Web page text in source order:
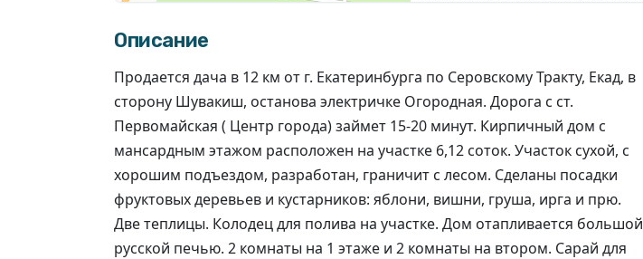
Описание
Продается дача в 12 км от г. Екатеринбурга по Серовскому Тракту, Екад, в
сторону Шувакиш, останова электричке Огородная. Дорога с ст.
Первомайская ( Центр города) займет 15-20 минут. Кирпичный дом с
мансардным этажом расположен на участке 6,12 соток. Участок сухой, с
хорошим подъездом, разработан, граничит с лесом. Сделаны посадки
фруктовых деревьев и кустарников: яблони, вишни, груша, ирга и прю.
Две теплицы. Колодец для полива на участке. Дом отапливается большой
русской печью. 2 комнаты на 1 этаже и 2 комнаты на втором. Сарай для